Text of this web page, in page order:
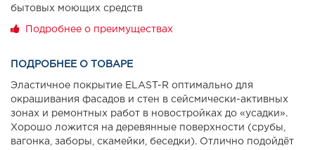
бытовых моющих средств
Подробнее о преимуществах
ПОДРОБНЕЕ О ТОВАРЕ
Эластичное покрытие ELAST-R оптимально для
окрашивания фасадов и стен в сейсмически-активных
зонах и ремонтных работ в новостройках до «усадки».
Хорошо ложится на деревянные поверхности (срубы,
вагонка, заборы, скамейки, беседки). Отлично подойдёт